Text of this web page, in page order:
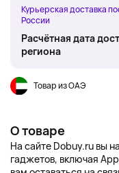
Курьерская доставка
России
Расчётная дата
региона
Товар из ОАЭ
О товаре
На сайте Dobuy.ru вы
гаджетов, включая